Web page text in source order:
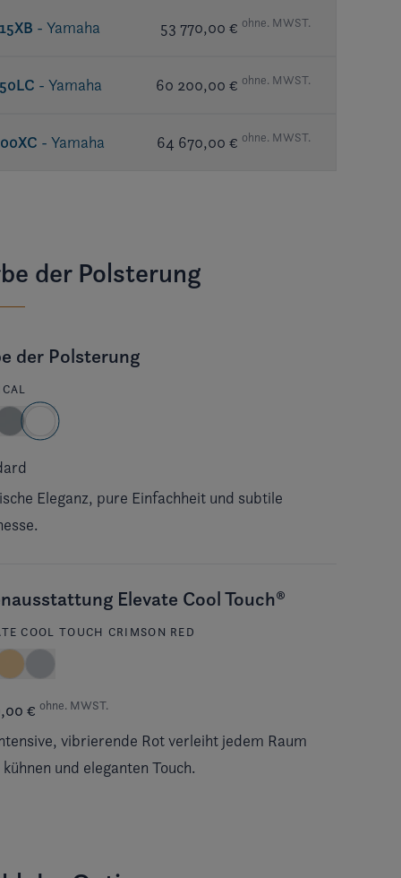
- Yamaha 53 770,00 € ohne. MWST.
- Yamaha 60 200,00 € ohne. MWST.
- Yamaha 64 670,00 € ohne. MWST.
der Polsterung
der Polsterung
Eleganz, pure Einfachheit und subtile
Elevate Cool Touch®
COOL TOUCH CRIMSON RED
€ ohne. MWST.
vibrierende Rot verleiht jedem Raum
kühnen und eleganten Touch.